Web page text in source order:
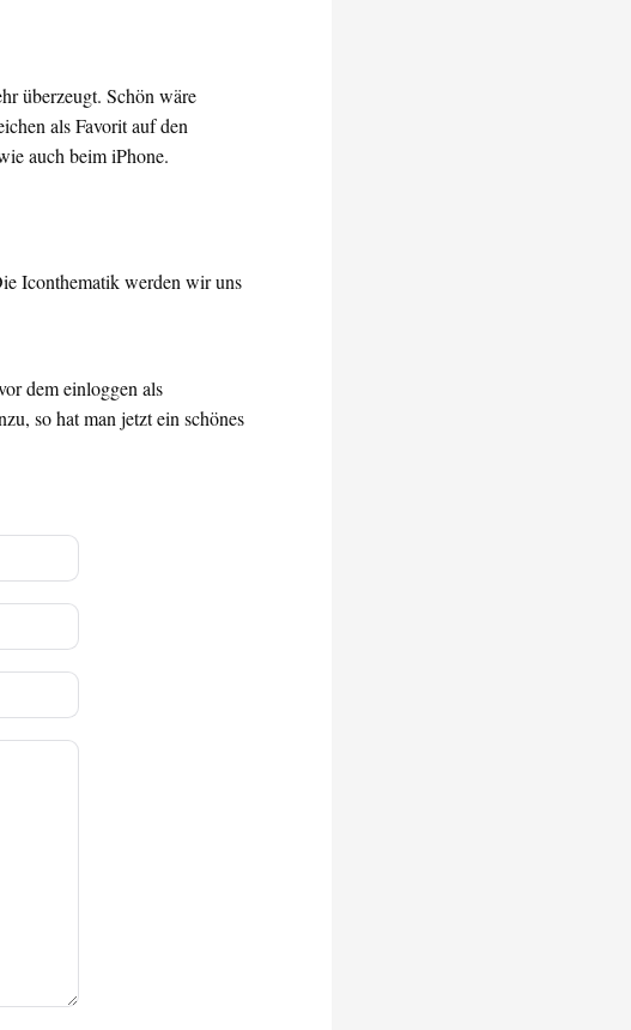
überzeugt. Schön wäre
als Favorit auf den
auch beim iPhone.
Iconthematik werden wir uns
dem einloggen als
so hat man jetzt ein schönes